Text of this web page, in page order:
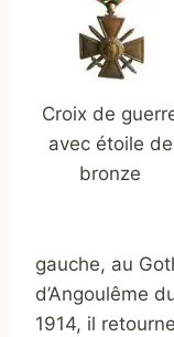
Croix de
avec étoile de
bronze
gauche, au
d’Angoulême
1914, il